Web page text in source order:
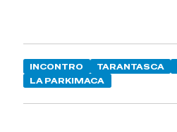
INCONTRO TARANTASCA
LA PARKIMACA